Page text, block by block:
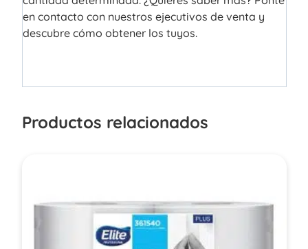
en contacto con nuestros ejecutivos de venta y
descubre cómo obtener los tuyos.
Productos relacionados